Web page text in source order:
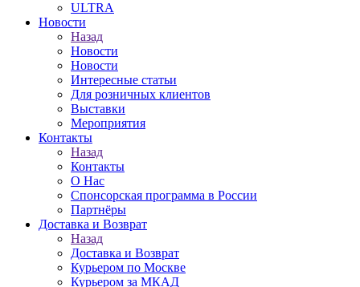
ULTRA
Новости
Назад
Новости
Новости
Интересные статьи
Для розничных клиентов
Выставки
Мероприятия
Контакты
Назад
Контакты
О Нас
Спонсорская программа в России
Партнёры
Доставка и Возврат
Назад
Доставка и Возврат
Курьером по Москве
Курьером за МКАД